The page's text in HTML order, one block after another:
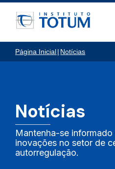
Página Inicial| Notícias
Notícias
Mantenha-se
inovações no setor de
autorregulação.